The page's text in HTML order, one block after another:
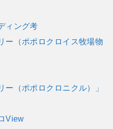
ィング考
（ポポロクロイス牧場物
（ポポロクロニクル）」
View